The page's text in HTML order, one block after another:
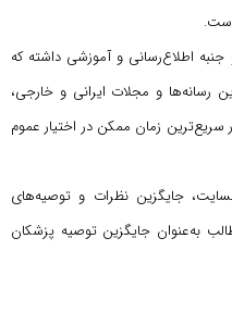
اطلاع‌رسانی و آموزشی داشته که
رسانه‌ها و مجلات ایرانی و خارجی،
سریع‌ترین زمان ممکن در اختیار عموم
جایگزین نظرات و توصیه‌های
به‌عنوان جایگزین توصیه پزشکان